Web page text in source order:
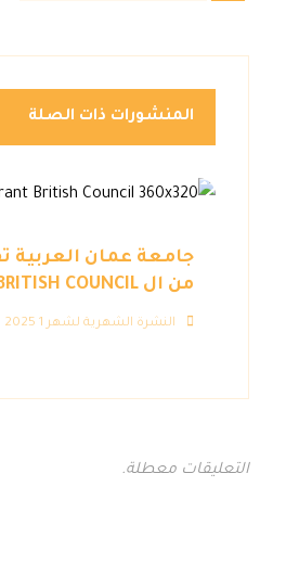
المنشورات ذات الصلة
جامعة عمان العربية
من ال BRITISH COUNCIL
النشرة الشهرية لشهر 1 2025
التعليقات معطلة.